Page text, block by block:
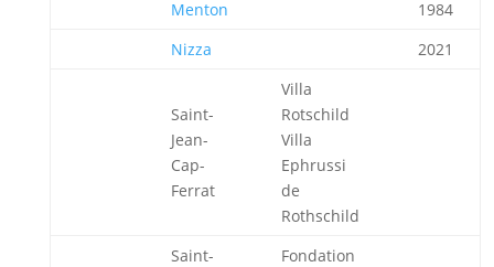
Menton
1984
Nizza
2021
Saint-
Jean-
Cap-
Ferrat
Villa
Rotschild
Villa
Ephrussi
de
Rothschild
Saint-
Fondation